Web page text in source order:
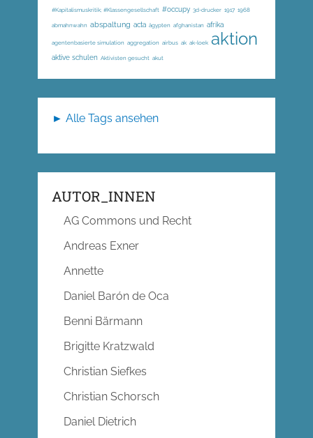
#Kapitalismuskritik; #Klassengesellschaft #occupy 3d-drucker 1917 1968
abmahnwahn abspaltung acta ägypten afghanistan afrika
agentenbasierte simulation aggregation airbus ak ak-loek aktion
aktive schulen Aktivisten gesucht akut
► Alle Tags ansehen
AUTOR_INNEN
AG Commons und Recht
Andreas Exner
Annette
Daniel Barón de Oca
Benni Bärmann
Brigitte Kratzwald
Christian Siefkes
Christian Schorsch
Daniel Dietrich